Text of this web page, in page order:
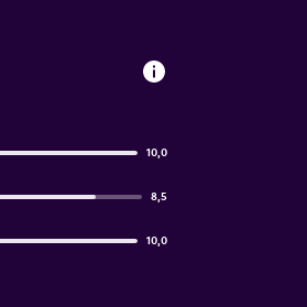
10,0
8,5
10,0